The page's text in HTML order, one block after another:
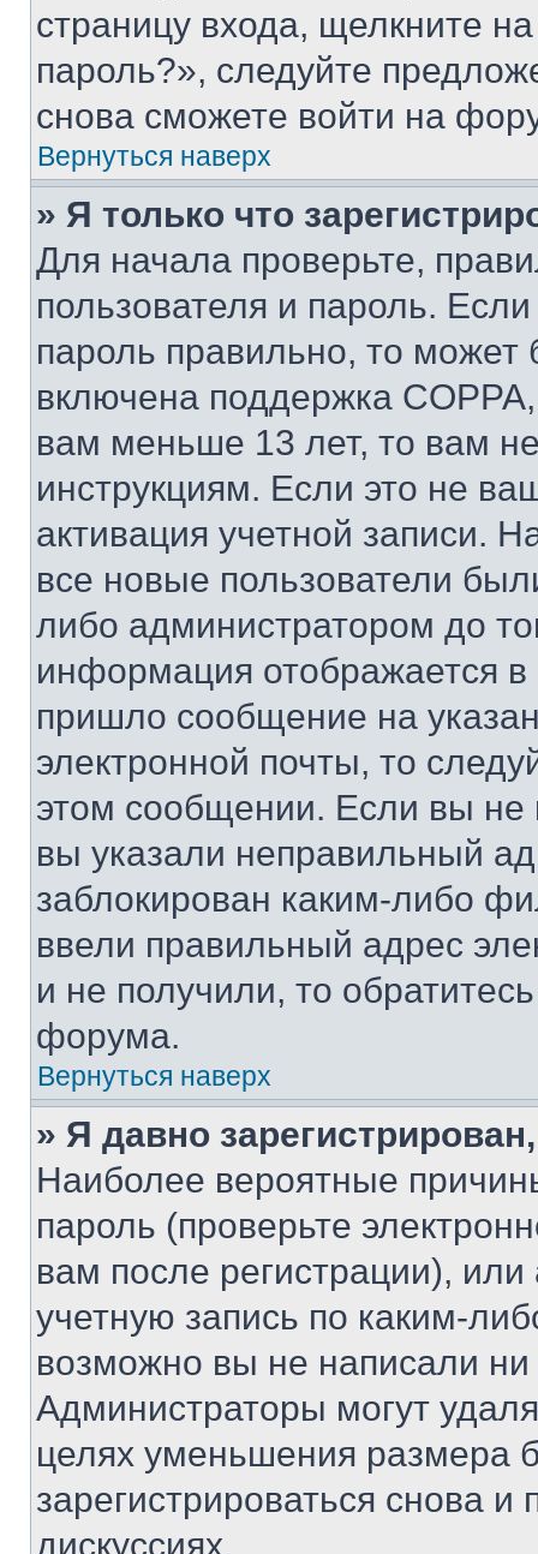
страницу входа, щелкните
пароль?», следуйте
снова сможете войти на
Вернуться наверх
» Я только что
Для начала проверьте,
пользователя и пароль.
пароль правильно, то может
включена поддержка
вам меньше 13 лет, то вам
инструкциям. Если это не
активация учетной записи.
все новые пользователи
либо администратором до
информация отображается
пришло сообщение на
электронной почты, то
этом сообщении. Если вы
вы указали неправильный
заблокирован каким-либо
ввели правильный адрес
и не получили, то
форума.
Вернуться наверх
» Я давно
Наиболее вероятные
пароль (проверьте
вам после регистрации),
учетную запись по каким-
возможно вы не написали
Администраторы могут
целях уменьшения размера
зарегистрироваться снова и
дискуссиях.